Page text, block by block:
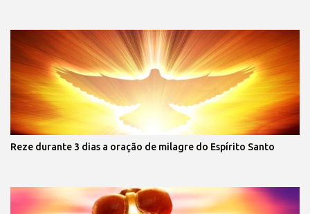
Reze durante 3 dias a oração de milagre do Espírito Santo